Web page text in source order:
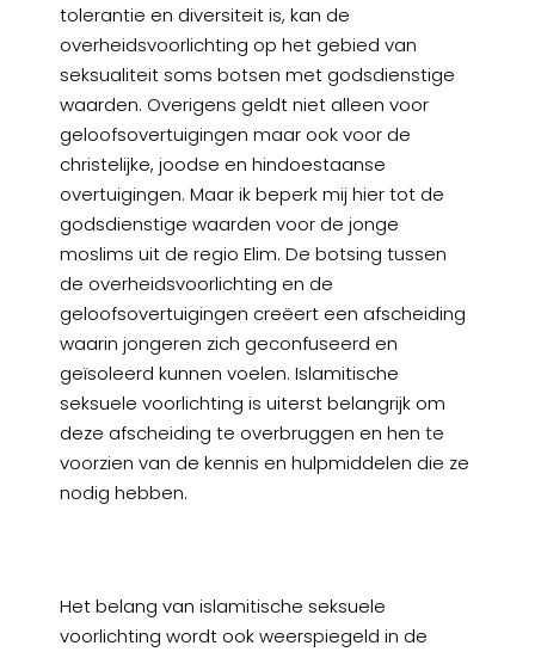
tolerantie en diversiteit is, kan de
overheidsvoorlichting op het gebied van
seksualiteit soms botsen met godsdienstige
waarden. Overigens geldt niet alleen voor
geloofsovertuigingen maar ook voor de
christelijke, joodse en hindoestaanse
overtuigingen. Maar ik beperk mij hier tot de
godsdienstige waarden voor de jonge
moslims uit de regio Elim. De botsing tussen
de overheidsvoorlichting en de
geloofsovertuigingen creëert een afscheiding
waarin jongeren zich geconfuseerd en
geïsoleerd kunnen voelen. Islamitische
seksuele voorlichting is uiterst belangrijk om
deze afscheiding te overbruggen en hen te
voorzien van de kennis en hulpmiddelen die ze
nodig hebben.
Het belang van islamitische seksuele
voorlichting wordt ook weerspiegeld in de